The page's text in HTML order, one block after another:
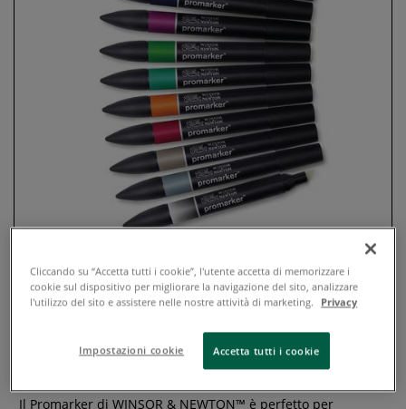
Winsor & Newton - Promarker,
0 recensioni
Il Promarker di WINSOR & NEWTON™ è perfetto per
Cliccando su “Accetta tutti i cookie”, l'utente accetta di memorizzare i
cookie sul dispositivo per migliorare la navigazione del sito, analizzare
l'utilizzo del sito e assistere nelle nostre attività di marketing.
Privacy
Impostazioni cookie Accetta tutti i cookie